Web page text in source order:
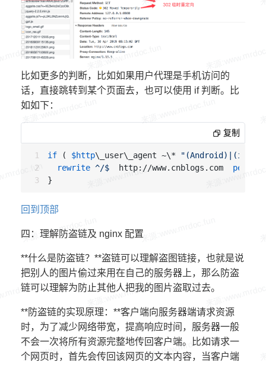
比如更多的判断，比如如果用户代理是手机访问的
话，直接跳转到某个页面去，也可以使用 if 判断。比
如如下：
复制
if ( $http\_user\_agent ~\*
rewrite ^/$
  http://www.cnblogs.com
回到顶部
四：理解防盗链及 nginx 配置
**什么是防盗链？**盗链可以理解盗图链接，也就是说
把别人的图片偷过来用在自己的服务器上，那么防盗
链可以理解为防止其他人把我的图片盗取过去。
**防盗链的实现原理：**客户端向服务器端请求资源
时，为了减少网络带宽，提高响应时间，服务器一般
不会一次将所有资源完整地传回客户端。比如请求一
个网页时，首先会传回该网页的文本内容，当客户端